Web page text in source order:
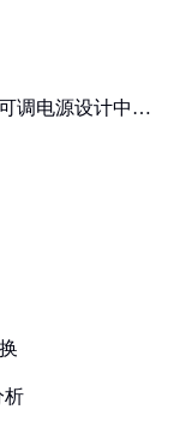
调电源设计中的
析